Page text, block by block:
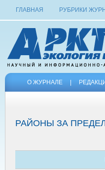
ГЛАВНАЯ РУБРИКИ
О ЖУРНАЛЕ
РАЙОНЫ ЗА